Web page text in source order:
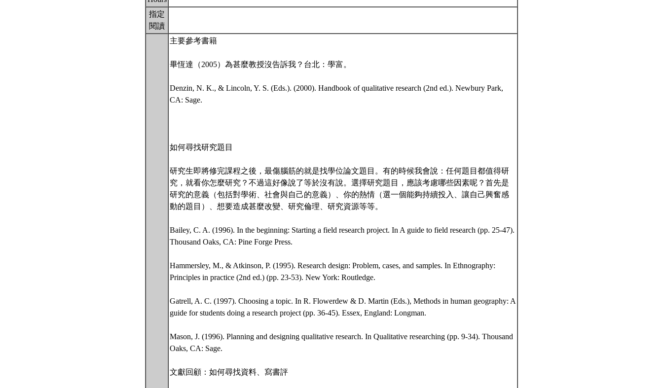
指定
閱讀
主要參考書籍
畢恆達（2005）為甚麼教授沒告訴我？台北：學富。
Denzin, N. K., & Lincoln, Y. S. (Eds.). (2000). Handbook of qualitative research (2nd ed.). Newbury Park,
CA: Sage.
如何尋找研究題目
研究生即將修完課程之後，最傷腦筋的就是找學位論文題目。有的時候我會說：任何題目都值得研
究，就看你怎麼研究？不過這好像說了等於沒有說。選擇研究題目，應該考慮哪些因素呢？首先是
研究的意義（包括對學術、社會與自己的意義）、你的熱情（選一個能夠持續投入、讓自己興奮感
動的題目）、想要造成甚麼改變、研究倫理、研究資源等等。
Bailey, C. A. (1996). In the beginning: Starting a field research project. In A guide to field research (pp. 25-47).
Thousand Oaks, CA: Pine Forge Press.
Hammersley, M., & Atkinson, P. (1995). Research design: Problem, cases, and samples. In Ethnography:
Principles in practice (2nd ed.) (pp. 23-53). New York: Routledge.
Gatrell, A. C. (1997). Choosing a topic. In R. Flowerdew & D. Martin (Eds.), Methods in human geography: A
guide for students doing a research project (pp. 36-45). Essex, England: Longman.
Mason, J. (1996). Planning and designing qualitative research. In Qualitative researching (pp. 9-34). Thousand
Oaks, CA: Sage.
文獻回顧：如何尋找資料、寫書評